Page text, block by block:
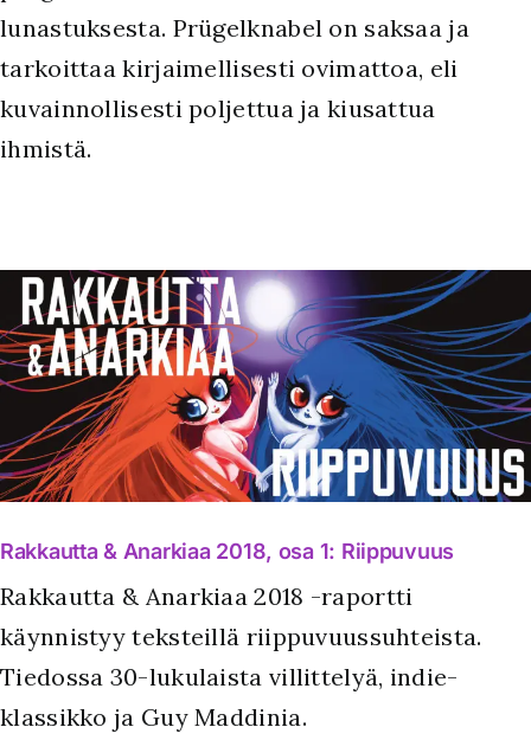
lunastuksesta. Prügelknabel on saksaa ja
tarkoittaa kirjaimellisesti ovimattoa, eli
kuvainnollisesti poljettua ja kiusattua
ihmistä.
Rakkautta & Anarkiaa 2018, osa 1: Riippuvuus
Rakkautta & Anarkiaa 2018 -raportti
käynnistyy teksteillä riippuvuussuhteista.
Tiedossa 30-lukulaista villittelyä, indie-
klassikko ja Guy Maddinia.